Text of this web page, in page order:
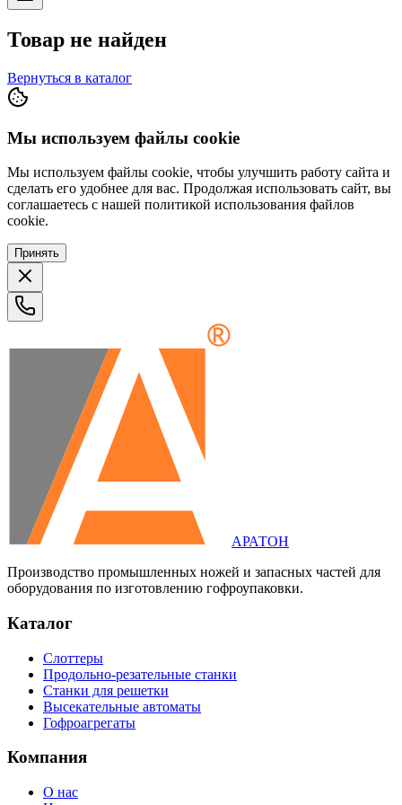
Товар не найден
Вернуться в каталог
Мы используем файлы cookie
Мы используем файлы cookie, чтобы улучшить работу сайта и
сделать его удобнее для вас. Продолжая использовать сайт, вы
соглашаетесь с нашей политикой использования файлов
cookie.
Принять
АРАТОН
Производство промышленных ножей и запасных частей для
оборудования по изготовлению гофроупаковки.
Каталог
Слоттеры
Продольно-резательные станки
Станки для решетки
Высекательные автоматы
Гофроагрегаты
Компания
О нас